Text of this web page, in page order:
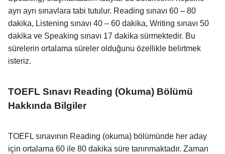
ayrı ayrı sınavlara tabi tutulur. Reading sınavı 60 – 80
dakika, Listening sınavı 40 – 60 dakika, Writing sınavı 50
dakika ve Speaking sınavı 17 dakika sürmektedir. Bu
sürelerin ortalama süreler olduğunu özellikle belirtmek
isteriz.
TOEFL Sınavı Reading (Okuma) Bölümü
Hakkında Bilgiler
TOEFL sınavının Reading (okuma) bölümünde her aday
için ortalama 60 ile 80 dakika süre tanınmaktadır. Zaman